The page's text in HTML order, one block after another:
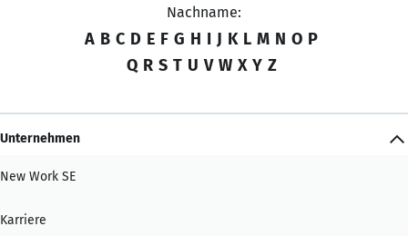
Nachname:
A B C D E F G H I J K L M N O P
Q R S T U V W X Y Z
Unternehmen
New Work SE
Karriere